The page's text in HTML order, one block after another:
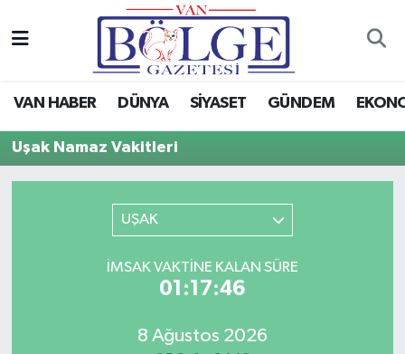
VAN HABER DÜNYA SİYASET GÜNDEM
Uşak Namaz Vakitleri
UŞAK
İMSAK VAKTINE KALAN SÜRE
01:17:46
8 Ağustos 2026
Van Haber
Hava Durumu
Tüm Manşetler